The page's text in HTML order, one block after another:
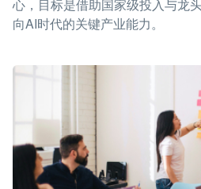
心，目标是借助国家级投入与龙
向AI时代的关键产业能力。